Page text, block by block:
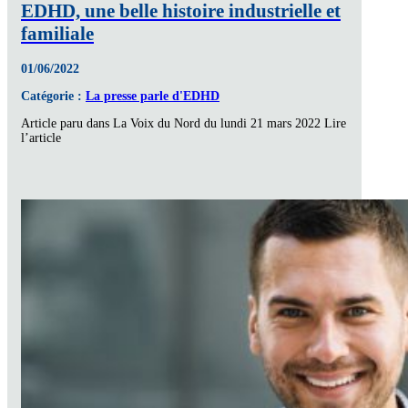
EDHD, une belle histoire industrielle et
familiale
01/06/2022
Catégorie : La presse parle d'EDHD
Article paru dans La Voix du Nord du lundi 21 mars 2022 Lire
l’article